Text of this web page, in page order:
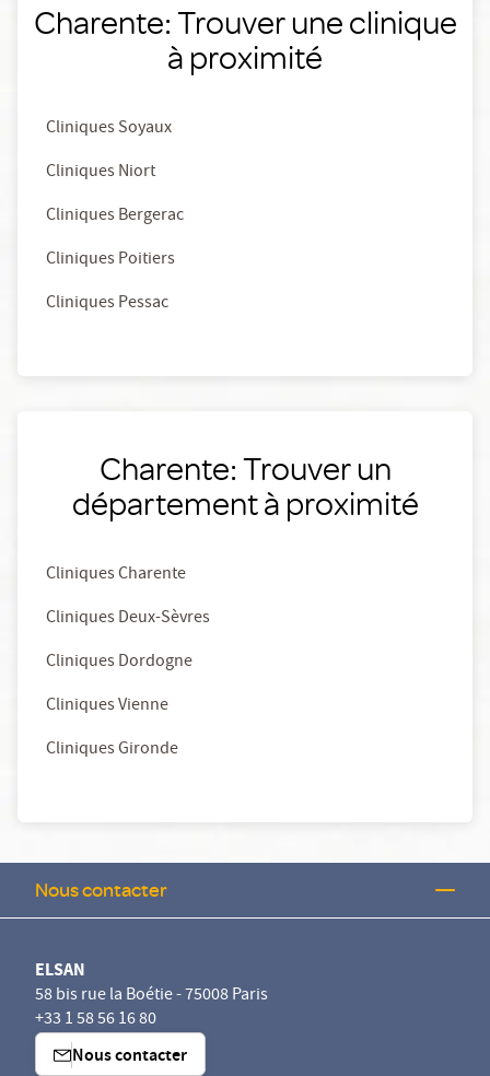
Charente: Trouver une clinique
à proximité
Cliniques Soyaux
Cliniques Niort
Cliniques Bergerac
Cliniques Poitiers
Cliniques Pessac
Charente: Trouver un
département à proximité
Cliniques Charente
Cliniques Deux-Sèvres
Cliniques Dordogne
Cliniques Vienne
Cliniques Gironde
Nous contacter
ELSAN
58 bis rue la Boétie - 75008 Paris
+33 1 58 56 16 80
Nous contacter